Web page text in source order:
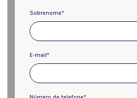
Sobrenome*
E-mail*